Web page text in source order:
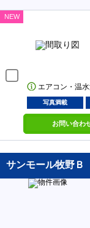
NEW
エアコン・温
写真満載
お問い合わ
サンモール牧野Ｂ